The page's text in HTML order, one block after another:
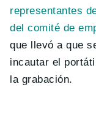
representantes
del comité de
que llevó a que
incautar el
la grabación.